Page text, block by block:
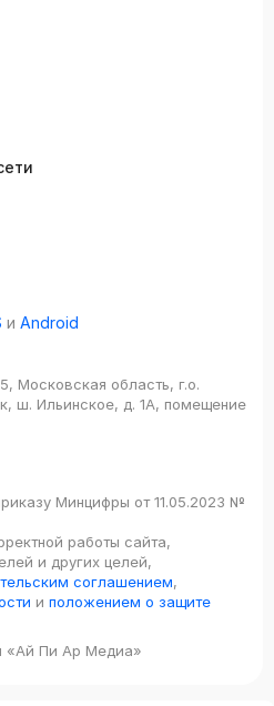
и Android
Московская область, г.о.
ш. Ильинское, д. 1А, помещение
Минцифры от 11.05.2023 №
работы сайта,
и других целей,
соглашением,
и положением о защите
«Ай Пи Ар Медиа»